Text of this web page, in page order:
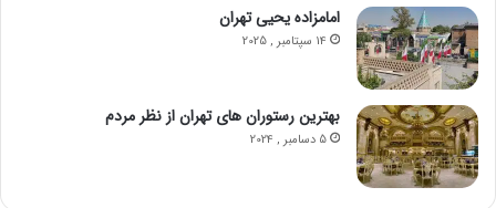
امامزاده یحیی تهران
14 سپتامبر , 2025
بهترین رستوران‌ های تهران از نظر مردم
5 دسامبر , 2024